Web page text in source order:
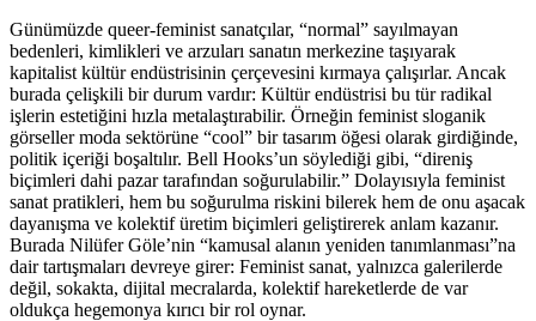
Günümüzde queer-feminist sanatçılar, “normal” sayılmayan
bedenleri, kimlikleri ve arzuları sanatın merkezine taşıyarak
kapitalist kültür endüstrisinin çerçevesini kırmaya çalışırlar. Ancak
burada çelişkili bir durum vardır: Kültür endüstrisi bu tür radikal
işlerin estetiğini hızla metalaştırabilir. Örneğin feminist sloganik
görseller moda sektörüne “cool” bir tasarım öğesi olarak girdiğinde,
politik içeriği boşaltılır. Bell Hooks’un söylediği gibi, “direniş
biçimleri dahi pazar tarafından soğurulabilir.” Dolayısıyla feminist
sanat pratikleri, hem bu soğurulma riskini bilerek hem de onu aşacak
dayanışma ve kolektif üretim biçimleri geliştirerek anlam kazanır.
Burada Nilüfer Göle’nin “kamusal alanın yeniden tanımlanması”na
dair tartışmaları devreye girer: Feminist sanat, yalnızca galerilerde
değil, sokakta, dijital mecralarda, kolektif hareketlerde de var
oldukça hegemonya kırıcı bir rol oynar.